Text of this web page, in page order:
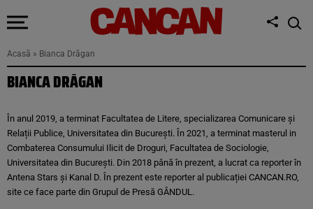
Acasă » Bianca Drăgan
BIANCA DRĂGAN
În anul 2019, a terminat Facultatea de Litere, specializarea Comunicare și
Relații Publice, Universitatea din București. În 2021, a terminat masterul in
Combaterea Consumului Ilicit de Droguri, Facultatea de Sociologie,
Universitatea din București. Din 2018 până în prezent, a lucrat ca reporter în
Antena Stars și Kanal D. În prezent este reporter al publicației CANCAN.RO,
site ce face parte din Grupul de Presă GÂNDUL.